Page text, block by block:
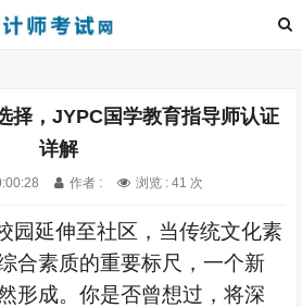
择，JYPC国学教育指导师认证
详解
作者 : 浏览 : 41 次
园延伸至社区，当传统文化素
合素质的重要标尺，一个新
形成。你是否曾想过，将深